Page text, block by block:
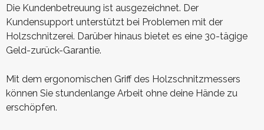
Die Kundenbetreuung ist ausgezeichnet. Der
Kundensupport unterstützt bei Problemen mit der
Holzschnitzerei. Darüber hinaus bietet es eine 30-tägige
Geld-zurück-Garantie.
Mit dem ergonomischen Griff des Holzschnitzmessers
können Sie stundenlange Arbeit ohne deine Hände zu
erschöpfen.